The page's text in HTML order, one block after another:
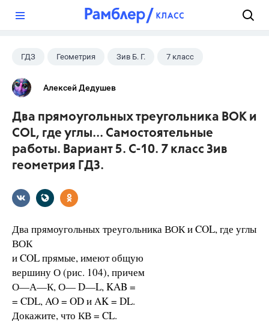
ГДЗ Геометрия Зив Б. Г. 7 класс
Алексей Дедушев
Два прямоугольных треугольника ВОК и
COL, где углы... Самостоятельные
работы. Вариант 5. С-10. 7 класс Зив
геометрия ГДЗ.
Два прямоугольных треугольника ВОК и COL, где углы
ВОК
и COL прямые, имеют общую
вершину О (рис. 104), причем
О—А—К, О— D—L, KAB =
= CDL, AO = OD и AK = DL.
Докажите, что КВ = CL.